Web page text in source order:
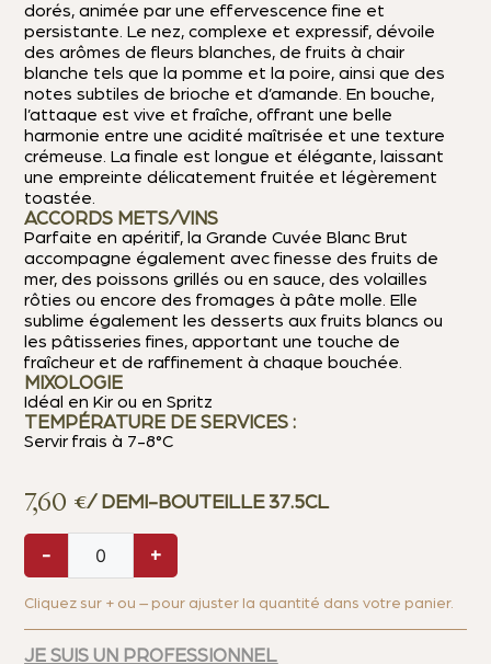
dorés, animée par une effervescence fine et
persistante. Le nez, complexe et expressif, dévoile
des arômes de fleurs blanches, de fruits à chair
blanche tels que la pomme et la poire, ainsi que des
notes subtiles de brioche et d’amande. En bouche,
l’attaque est vive et fraîche, offrant une belle
harmonie entre une acidité maîtrisée et une texture
crémeuse. La finale est longue et élégante, laissant
une empreinte délicatement fruitée et légèrement
toastée.
ACCORDS METS/VINS
Parfaite en apéritif, la Grande Cuvée Blanc Brut
accompagne également avec finesse des fruits de
mer, des poissons grillés ou en sauce, des volailles
rôties ou encore des fromages à pâte molle. Elle
sublime également les desserts aux fruits blancs ou
les pâtisseries fines, apportant une touche de
fraîcheur et de raffinement à chaque bouchée.
MIXOLOGIE
Idéal en Kir ou en Spritz
TEMPÉRATURE DE SERVICES :
Servir frais à 7-8°C
7,60 €/ DEMI-BOUTEILLE 37.5CL
- +
Cliquez sur + ou – pour ajuster la quantité dans votre panier.
JE SUIS UN PROFESSIONNEL